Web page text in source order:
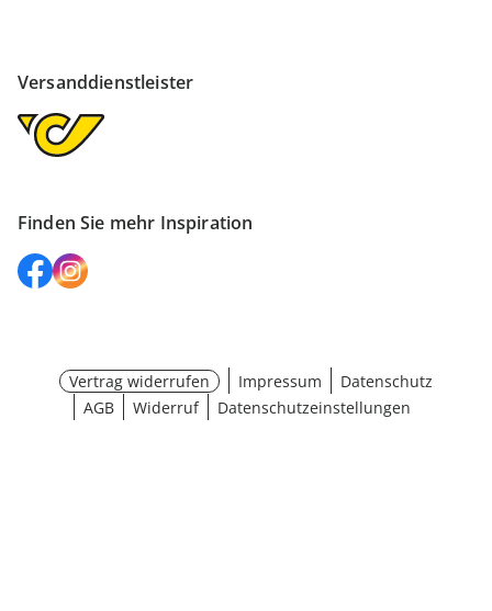
Versanddienstleister
Finden Sie mehr Inspiration
Vertrag widerrufen Impressum
Datenschutz
AGB
Widerruf Datenschutzeinstellungen